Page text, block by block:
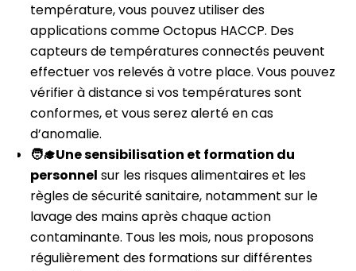
température, vous pouvez utiliser des
applications comme Octopus HACCP. Des
capteurs de températures connectés peuvent
effectuer vos relevés à votre place. Vous pouvez
vérifier à distance si vos températures sont
conformes, et vous serez alerté en cas
d’anomalie.
🧑‍🎓Une sensibilisation et formation du
personnel sur les risques alimentaires et les
règles de sécurité sanitaire, notamment sur le
lavage des mains après chaque action
contaminante. Tous les mois, nous proposons
régulièrement des formations sur différentes